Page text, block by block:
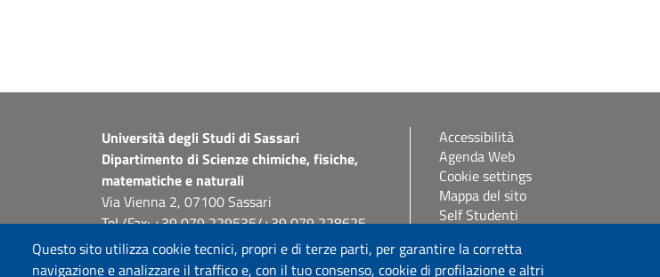
Questo sito utilizza cookie tecnici, propri e di terze parti, per garantire la corretta
navigazione e analizzare il traffico e, con il tuo consenso, cookie di profilazione e altri
Università degli Studi di Sassari
Dipartimento di Scienze chimiche, fisiche,
matematiche e naturali
Via Vienna 2, 07100 Sassari
Tel./Fax: +39 079 229535/+39 079 228625
PEC: dip.chimica.farmacia@pec.uniss.it
www.uniss.it
Accessibilità
Agenda Web
Cookie settings
Mappa del sito
Self Studenti